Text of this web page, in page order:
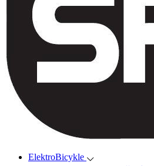
ElektroBicykle